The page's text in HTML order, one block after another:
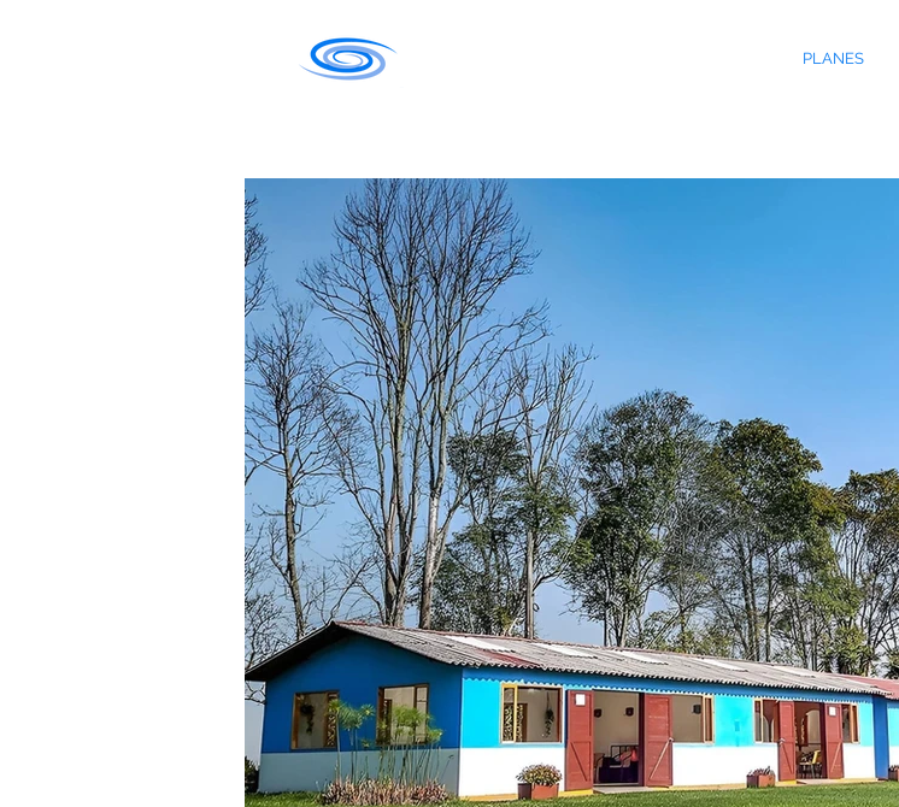
PLANES